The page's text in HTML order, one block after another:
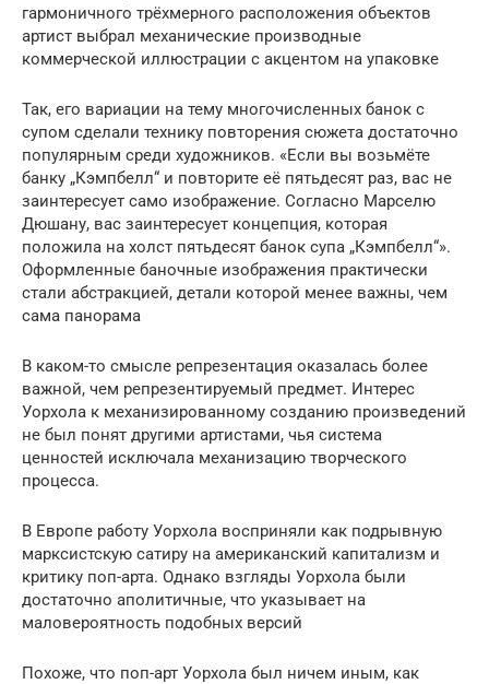
гармоничного трёхмерного расположения объектов
артист выбрал механические производные
коммерческой иллюстрации с акцентом на упаковке
Так, его вариации на тему многочисленных банок с
супом сделали технику повторения сюжета достаточно
популярным среди художников. «Если вы возьмёте
банку „Кэмпбелл“ и повторите её пятьдесят раз, вас не
заинтересует само изображение. Согласно Марселю
Дюшану, вас заинтересует концепция, которая
положила на холст пятьдесят банок супа „Кэмпбелл“».
Оформленные баночные изображения практически
стали абстракцией, детали которой менее важны, чем
сама панорама
В каком-то смысле репрезентация оказалась более
важной, чем репрезентируемый предмет. Интерес
Уорхола к механизированному созданию произведений
не был понят другими артистами, чья система
ценностей исключала механизацию творческого
процесса.
В Европе работу Уорхола восприняли как подрывную
марксистскую сатиру на американский капитализм и
критику поп-арта. Однако взгляды Уорхола были
достаточно аполитичные, что указывает на
маловероятность подобных версий
Похоже, что поп-арт Уорхола был ничем иным, как